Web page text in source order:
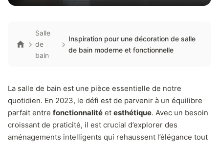
Salle
de
bain
Inspiration pour une décoration de salle
de bain moderne et fonctionnelle
La salle de bain est une pièce essentielle de notre
quotidien. En 2023, le défi est de parvenir à un équilibre
parfait entre fonctionnalité et esthétique. Avec un besoin
croissant de praticité, il est crucial d’explorer des
aménagements intelligents qui rehaussent l’élégance tout